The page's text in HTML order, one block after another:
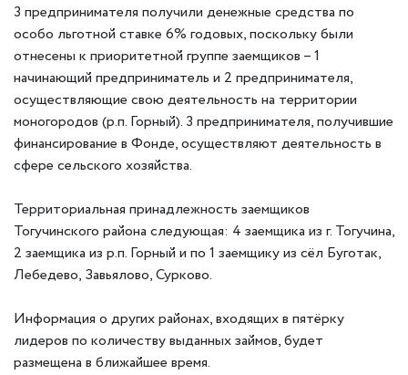
3 предпринимателя получили денежные средства по
особо льготной ставке 6% годовых, поскольку были
отнесены к приоритетной группе заемщиков – 1
начинающий предприниматель и 2 предпринимателя,
осуществляющие свою деятельность на территории
моногородов (р.п. Горный). 3 предпринимателя, получившие
финансирование в Фонде, осуществляют деятельность в
сфере сельского хозяйства.
Территориальная принадлежность заемщиков
Тогучинского района следующая: 4 заемщика из г. Тогучина,
2 заемщика из р.п. Горный и по 1 заемщику из сёл Буготак,
Лебедево, Завьялово, Сурково.
Информация о других районах, входящих в пятёрку
лидеров по количеству выданных займов, будет
размещена в ближайшее время.